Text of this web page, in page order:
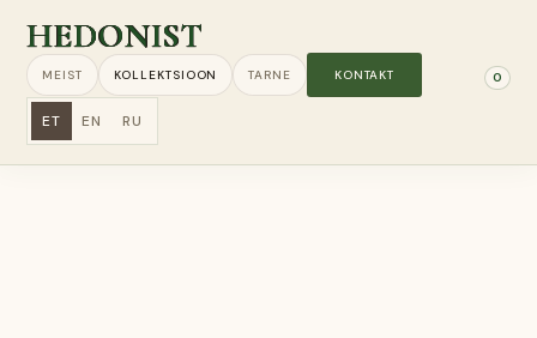
HEDONIST
MEIST KOLLEKTSIOON TARNE KONTAKT 0
ET EN RU